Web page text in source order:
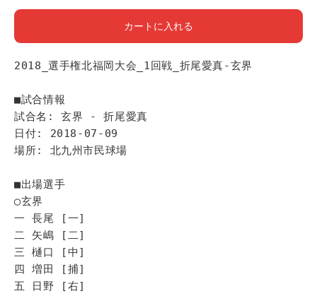
カートに入れる
2018_選手権北福岡大会_1回戦_折尾愛真-玄界
■試合情報
試合名: 玄界 - 折尾愛真
日付: 2018-07-09
場所: 北九州市民球場
■出場選手
◯玄界
一 長尾 [一]
二 矢嶋 [二]
三 樋口 [中]
四 増田 [捕]
五 日野 [右]